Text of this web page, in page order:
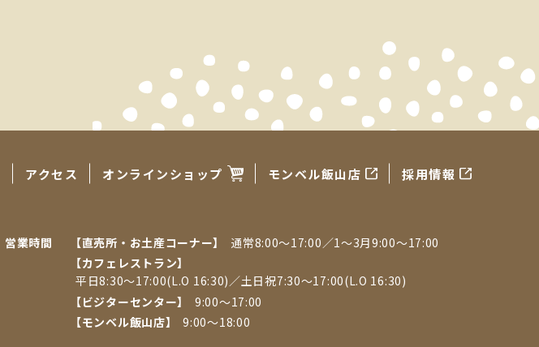
アクセス オンラインショップ モンベル飯山店 採用情報
営業時間 【直売所・お⼟産コーナー】
通常8:00〜17:00／1〜3月9:00〜17:00
【カフェレストラン】
平日8:30～17:00(L.O 16:30)／土日祝7:30～17:00(L.O 16:30)
【ビジターセンター】
9:00～17:00
【モンベル飯山店】
9:00～18:00